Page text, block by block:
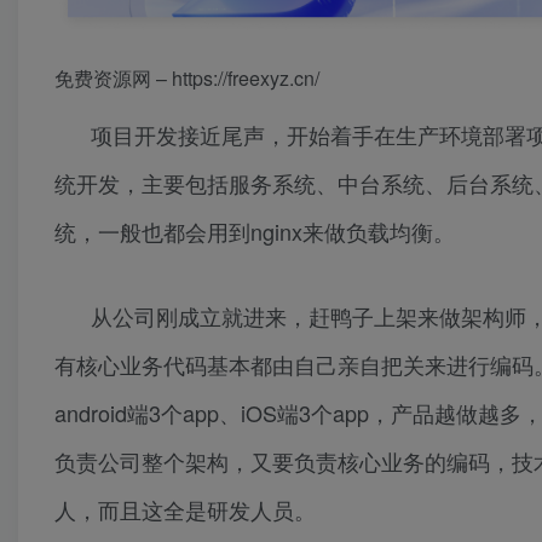
免费资源网 – https://freexyz.cn/
项目开发接近尾声，开始着手在生产环境部署
统开发，主要包括服务系统、中台系统、后台系
统，一般也都会用到nginx来做负载均衡。
从公司刚成立就进来，赶鸭子上架来做架构
有核心业务代码基本都由自己亲自把关来进行编
android端3个app、iOS端3个app，产品越做越多
负责公司整个架构，又要负责核心业务的编码，
人，而且这全是研发人员。